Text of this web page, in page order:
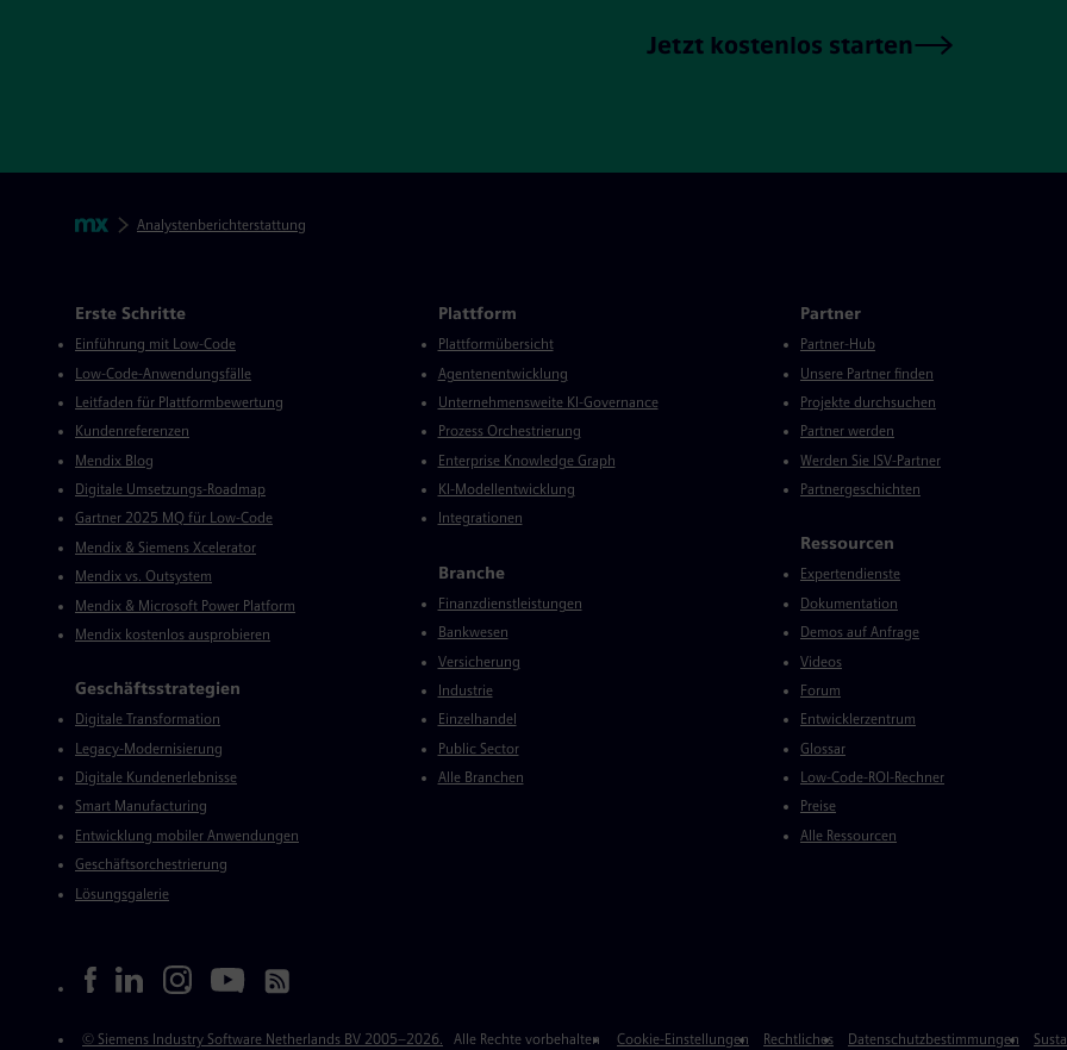
Jetzt kostenlos starten
Paniermehl
MendixAnalystenberichterstattung
Mendix Verzeichnis
Erste Schritte
Einführung mit Low-Code
Low-Code-Anwendungsfälle
Leitfaden für Plattformbewertung
Kundenreferenzen
Mendix Blog
Digitale Umsetzungs-Roadmap
Gartner 2025 MQ für Low-Code
Mendix & Siemens Xcelerator
Mendix vs. Outsystem
Mendix & Microsoft Power Platform
Mendix kostenlos ausprobieren
Geschäftsstrategien
Digitale Transformation
Legacy-Modernisierung
Digitale Kundenerlebnisse
Smart Manufacturing
Entwicklung mobiler Anwendungen
Geschäftsorchestrierung
Lösungsgalerie
Plattform
Plattformübersicht
Agentenentwicklung
Unternehmensweite KI-Governance
Prozess Orchestrierung
Enterprise Knowledge Graph
KI-Modellentwicklung
Integrationen
Branche
Finanzdienstleistungen
Bankwesen
Versicherung
Industrie
Einzelhandel
Public Sector
Alle Branchen
Partner
Partner-Hub
Unsere Partner finden
Projekte durchsuchen
Partner werden
Werden Sie ISV-Partner
Partnergeschichten
Ressourcen
Expertendienste
Dokumentation
Demos auf Anfrage
Videos
Forum
Entwicklerzentrum
Glossar
Low-Code-ROI-Rechner
Preise
Alle Ressourcen
Soziale Medien
Rechtliches
© Siemens Industry Software Netherlands BV 2005–2026. Alle Rechte vorbehalten Cookie-Einstellungen Rechtliches Datenschutzbestimmungen